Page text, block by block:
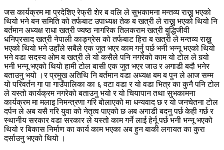
जस कार्यक्रम मा प्रदेशिए रेफ्री शेर ब वलि ले सुभकामना मन्तव्य राख्नु भएको
थियो भने बन समिति को तर्फबाट उपाध्यक्ष तेक ब खत्री ले राख्नु भएको थियो नि
बर्तमान अध्यक्ष राधा खत्री ज्यष्ठ नागरिक तिलकराम खत्री बुद्धिजीवी
धनिप्रसाद खत्री नेपाली काङ्ग्रेस को तर्फबाट हिरा ब खत्री ले मन्तव्य राख्नु
भएको थियो भने उहाँले सबैले एक जुत भएर काम गर्नु पर्छ भनी भन्नू भएको थियो
भने वडा सदस्य ओम ब खत्री ले यो कसैले पनि नगरेको काम यो टोल ले गर्‍यो
भनी भन्नू भएको थियो हामी टोल बासी एक जुत भएर जाउ र अगाडी बदौ भनेर
बताउनु भयो ।र प्रमुख अतिथि नि बर्तमान वडा अध्यक्ष बम ब पुन ले आज सम्म
यो परिवर्तन गा पा गाउँपालिका का ६ वटा वडा र यो वडा भित्र का कुनै पनि टोल
ले यस्तो कार्यक्रम नगरेको बताउनु भयो र यो चियापान तथा सुभकामना
कार्यक्रम मा मलाइ निमन्त्रणा गरि बोलाएको मा धन्यवाद छ र यो जनचेतना टोल
दर्पन ले अब यसै गरि युवा को नेतृत्व पाएको छ अब अगाडी बदनु पर्छ केही गर्छ र
स्थानीय सरकार वडा सरकार ले यस्तो काम गर्ने लाई हेर्नू पर्छ भनी भन्नू भएको
थियो र बिकास निर्माण का कार्य काम भएका अब हुन बाकी लगायत का कुरा
दर्साउनु भएको थियो ।